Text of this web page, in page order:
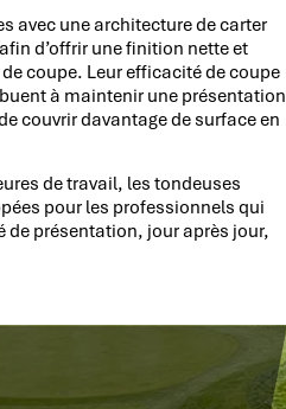
avec une architecture de carter
d’offrir une finition nette et
coupe. Leur efficacité de coupe
à maintenir une présentation
couvrir davantage de surface en
de travail, les tondeuses
pour les professionnels qui
présentation, jour après jour,